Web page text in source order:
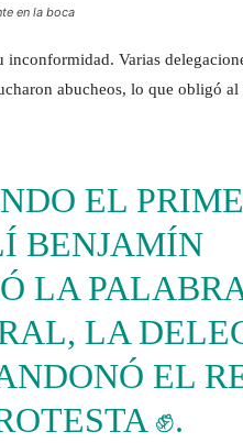
en la boca
Varias
abucheos, lo que obligó
EL
BENJAMÍN
LA
LA
EL
✊.